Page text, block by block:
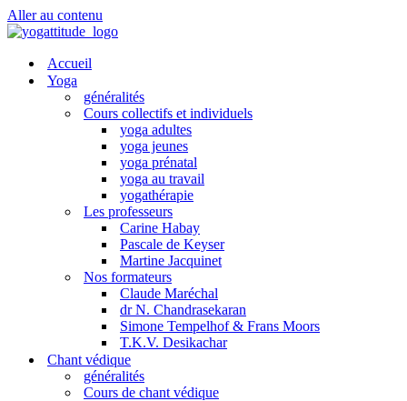
Aller au contenu
Accueil
Yoga
généralités
Cours collectifs et individuels
yoga adultes
yoga jeunes
yoga prénatal
yoga au travail
yogathérapie
Les professeurs
Carine Habay
Pascale de Keyser
Martine Jacquinet
Nos formateurs
Claude Maréchal
dr N. Chandrasekaran
Simone Tempelhof & Frans Moors
T.K.V. Desikachar
Chant védique
généralités
Cours de chant védique